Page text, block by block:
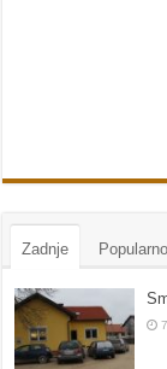
Zadnje Popularno